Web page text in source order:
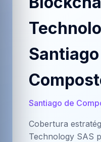
Santiago de
Cobertura
Technology SAS